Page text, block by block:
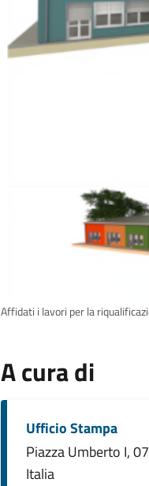
Affidati i lavori per la
A cura di
Ufficio Stampa
Piazza Umberto I,
Italia